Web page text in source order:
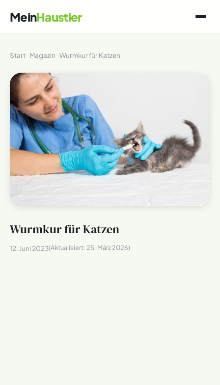
MeinHaustier
Start Magazin Wurmkur für Katzen
Wurmkur für Katzen
12. Juni 2023(Aktualisiert: 25. März 2026)